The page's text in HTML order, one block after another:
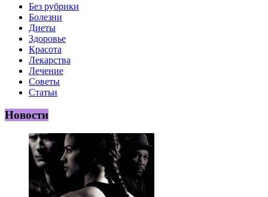
Без рубрики
Болезни
Диеты
Здоровье
Красота
Лекарства
Лечение
Советы
Статьи
Новости